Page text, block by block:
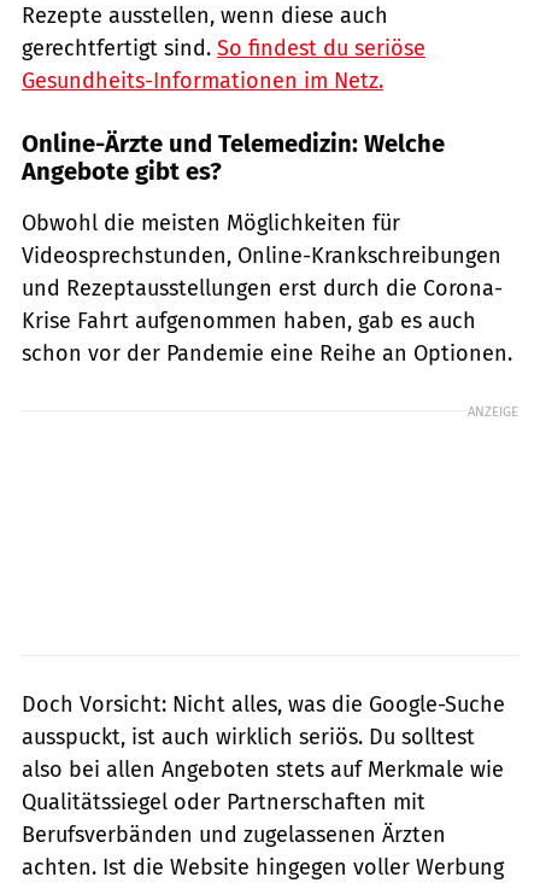
Rezepte ausstellen, wenn diese auch
gerechtfertigt sind. So findest du seriöse
Gesundheits-Informationen im Netz.
Online-Ärzte und Telemedizin: Welche
Angebote gibt es?
Obwohl die meisten Möglichkeiten für
Videosprechstunden, Online-Krankschreibungen
und Rezeptausstellungen erst durch die Corona-
Krise Fahrt aufgenommen haben, gab es auch
schon vor der Pandemie eine Reihe an Optionen.
ANZEIGE
Doch Vorsicht: Nicht alles, was die Google-Suche
ausspuckt, ist auch wirklich seriös. Du solltest
also bei allen Angeboten stets auf Merkmale wie
Qualitätssiegel oder Partnerschaften mit
Berufsverbänden und zugelassenen Ärzten
achten. Ist die Website hingegen voller Werbung